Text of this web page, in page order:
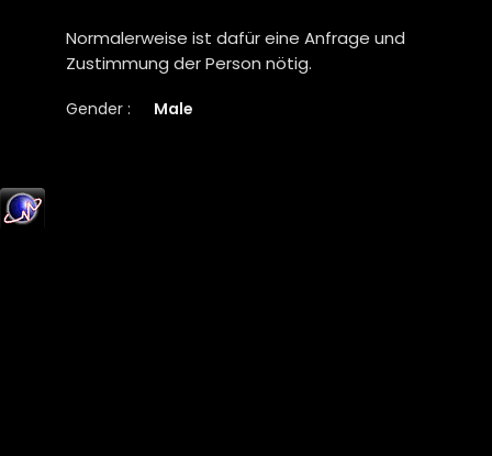
Normalerweise ist dafür eine Anfrage und
Zustimmung der Person nötig.
Gender : Male